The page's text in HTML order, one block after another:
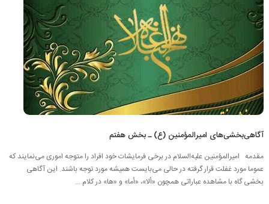
آگاهی‌بخشی‌های امیرالمؤمنین (ع) ـ بخش هفتم
مقدمه امیرالمؤمنین علیه‌السلام در برخی فرمایشات خود افراد را متوجه اموری می‌نمایند که
عموما مورد غفلت قرار گرفته در حالی می‌بایست همیشه مورد توجه باشند. این آگاهی
بخشی گاه با مشاهده عباراتی همچون «ألا»، «أما» و «ها» در کلام ...